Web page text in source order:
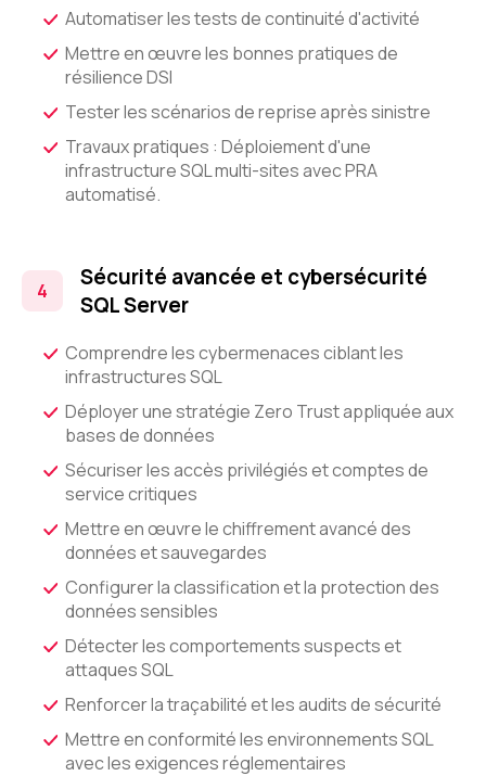
Automatiser les tests de continuité d'activité
Mettre en œuvre les bonnes pratiques de
résilience DSI
Tester les scénarios de reprise après sinistre
Travaux pratiques : Déploiement d'une
infrastructure SQL multi-sites avec PRA
automatisé.
Sécurité avancée et cybersécurité
SQL Server
Comprendre les cybermenaces ciblant les
infrastructures SQL
Déployer une stratégie Zero Trust appliquée aux
bases de données
Sécuriser les accès privilégiés et comptes de
service critiques
Mettre en œuvre le chiffrement avancé des
données et sauvegardes
Configurer la classification et la protection des
données sensibles
Détecter les comportements suspects et
attaques SQL
Renforcer la traçabilité et les audits de sécurité
Mettre en conformité les environnements SQL
avec les exigences réglementaires